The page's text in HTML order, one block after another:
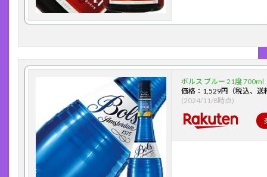
ボルス ブルー 21度 700ml
価格：1,529円（税込、送
(2024/11/8時点)